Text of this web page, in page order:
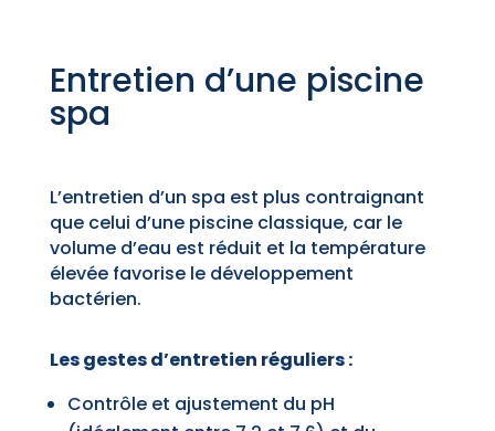
Entretien d’une piscine
spa
L’entretien d’un spa est plus contraignant
que celui d’une piscine classique, car le
volume d’eau est réduit et la température
élevée favorise le développement
bactérien.
Les gestes d’entretien réguliers :
Contrôle et ajustement du pH